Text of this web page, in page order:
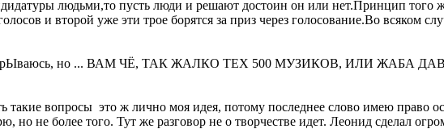
людьми,то пусть люди и решают достоин он или нет.Принцип того
и второй уже эти трое борятся за приз через голосование.Во всяком
нарЬІваюсь, но ... ВАМ ЧЁ, ТАК ЖАЛКО ТЕХ 500 МУЗИКОВ, ИЛИ ЖАБА
такие вопросы это ж лично моя идея, потому последнее слово имею право
но не более того. Тут же разговор не о творчестве идет. Леонид сделал